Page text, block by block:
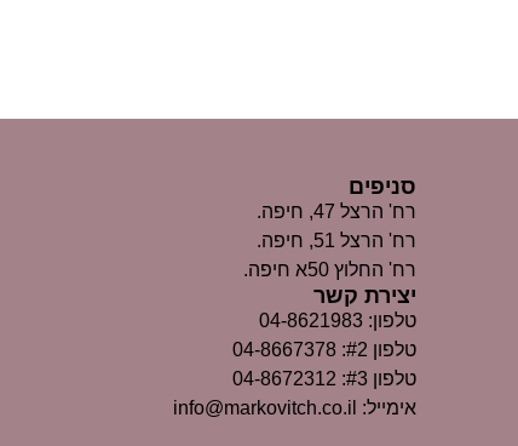
סניפים
רח' הרצל 47, חיפה.
רח' הרצל 51, חיפה.
רח' החלוץ 50א חיפה.
יצירת קשר
טלפון: 04-8621983
טלפון #2: 04-8667378
טלפון #3: 04-8672312
אימייל: info@markovitch.co.il